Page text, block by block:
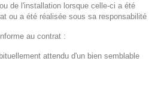
de l'installation lorsque celle-ci a été
ou a été réalisée sous sa responsabilité
au contrat :
attendu d'un bien semblable